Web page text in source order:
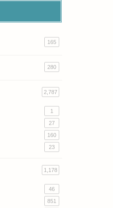
165
280
2,787
1
27
160
23
1,178
46
851